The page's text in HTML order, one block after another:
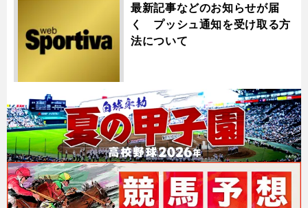
最新記事などのお知らせが届
く プッシュ通知を受け取る方
法について